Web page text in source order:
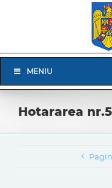
Navigation
MENIU
Hotararea